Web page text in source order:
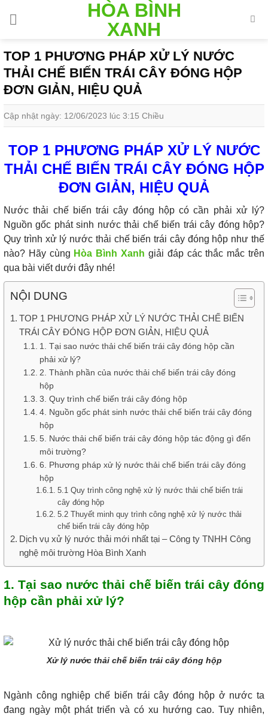
HÒA BÌNH
XANH
TOP 1 PHƯƠNG PHÁP XỬ LÝ NƯỚC
THẢI CHẾ BIẾN TRÁI CÂY ĐÓNG HỘP
ĐƠN GIẢN, HIỆU QUẢ
Cập nhật ngày: 12/06/2023 lúc 3:15 Chiều
TOP 1 PHƯƠNG PHÁP XỬ LÝ NƯỚC
THẢI CHẾ BIẾN TRÁI CÂY ĐÓNG HỘP
ĐƠN GIẢN, HIỆU QUẢ
Nước thải chế biến trái cây đóng hộp có cần phải xử lý?
Nguồn gốc phát sinh nước thải chế biến trái cây đóng hộp?
Quy trình xử lý nước thải chế biến trái cây đóng hộp như thế
nào? Hãy cùng Hòa Bình Xanh giải đáp các thắc mắc trên
qua bài viết dưới đây nhé!
NỘI DUNG
TOP 1 PHƯƠNG PHÁP XỬ LÝ NƯỚC THẢI CHẾ BIẾN
TRÁI CÂY ĐÓNG HỘP ĐƠN GIẢN, HIỆU QUẢ
1. Tại sao nước thải chế biến trái cây đóng hộp cần
phải xử lý?
2. Thành phần của nước thải chế biến trái cây đóng
hộp
3. Quy trình chế biến trái cây đóng hộp
4. Nguồn gốc phát sinh nước thải chế biến trái cây đóng
hộp
5. Nước thải chế biến trái cây đóng hộp tác động gì đến
môi trường?
6. Phương pháp xử lý nước thải chế biến trái cây đóng
hộp
5.1 Quy trình công nghệ xử lý nước thải chế biến trái
cây đóng hộp
5.2 Thuyết minh quy trình công nghệ xử lý nước thải
chế biến trái cây đóng hộp
Dịch vụ xử lý nước thải mới nhất tại – Công ty TNHH Công
nghệ môi trường Hòa Bình Xanh
1. Tại sao nước thải chế biến trái cây đóng
hộp cần phải xử lý?
Xử lý nước thải chế biến trái cây đóng hộp
Ngành công nghiệp chế biến trái cây đóng hộp ở nước ta
đang ngày một phát triển và có xu hướng cao. Tuy nhiên,